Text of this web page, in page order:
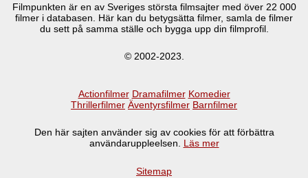
Filmpunkten är en av Sveriges största filmsajter med över 22 000
filmer i databasen. Här kan du betygsätta filmer, samla de filmer
du sett på samma ställe och bygga upp din filmprofil.
© 2002-2023.
Actionfilmer Dramafilmer Komedier
Thrillerfilmer Äventyrsfilmer Barnfilmer
Den här sajten använder sig av cookies för att förbättra
användaruppleelsen. Läs mer
Sitemap